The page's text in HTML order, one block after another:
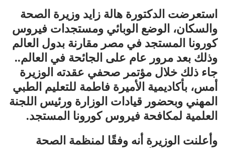
استعرضت الدكتورة هالة زايد وزيرة الصحة
والسكان، الوضع الوبائي ومستجدات فيروس
كورونا المستجد في مصر مقارنة بدول العالم
وذلك بعد مرور عام على الجائحة في العالم..
جاء ذلك خلال مؤتمر صحفي عقدته الوزيرة
أمس، بأكاديمية الأميرة فاطمة للتعليم الطبي
المهني وبحضور قيادات الوزارة ورئيس اللجنة
العلمية لمكافحة فيروس كورونا المستجد.
وأعلنت الوزيرة أنه وفقًا لمنظمة الصحة